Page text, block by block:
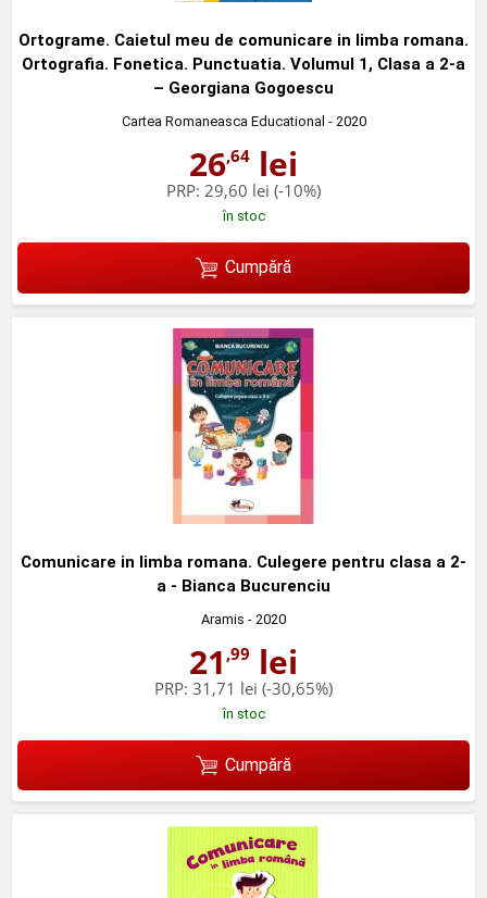
Ortograme. Caietul meu de comunicare in limba romana.
Ortografia. Fonetica. Punctuatia. Volumul 1, Clasa a 2-a
– Georgiana Gogoescu
Cartea Romaneasca Educational - 2020
26,64 lei
PRP: 29,60 lei (-10%)
în stoc
Cumpără
Comunicare in limba romana. Culegere pentru clasa a 2-
a - Bianca Bucurenciu
Aramis - 2020
21 ,99 lei
PRP: 31,71 lei (-30,65%)
în stoc
Cumpără